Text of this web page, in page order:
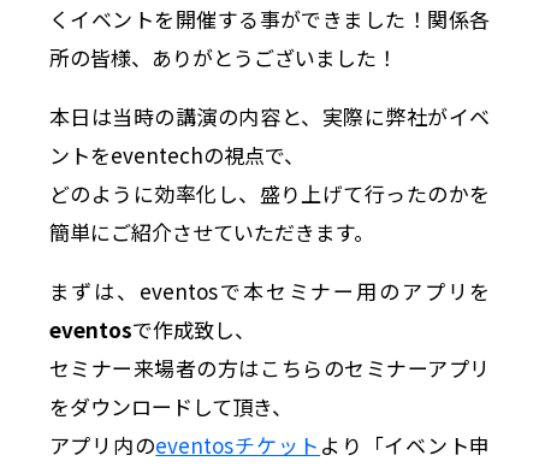
くイベントを開催する事ができました！関係各
所の皆様、ありがとうございました！
本日は当時の講演の内容と、実際に弊社がイベ
ントをeventechの視点で、
どのように効率化し、盛り上げて行ったのかを
簡単にご紹介させていただきます。
まずは、eventosで本セミナー用のアプリを
eventosで作成致し、
セミナー来場者の方はこちらのセミナーアプリ
をダウンロードして頂き、
アプリ内のeventosチケット より「イベント申